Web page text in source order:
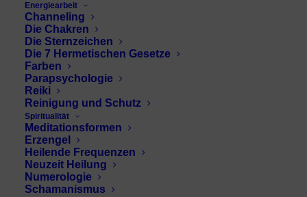
Energiearbeit
Channeling
Die Chakren
Die Sternzeichen
Die 7 Hermetischen Gesetze
Farben
Parapsychologie
Reiki
Reinigung und Schutz
Spiritualität
Meditationsformen
Erzengel
Heilende Frequenzen
Neuzeit Heilung
Numerologie
Schamanismus
Reiki-Geber